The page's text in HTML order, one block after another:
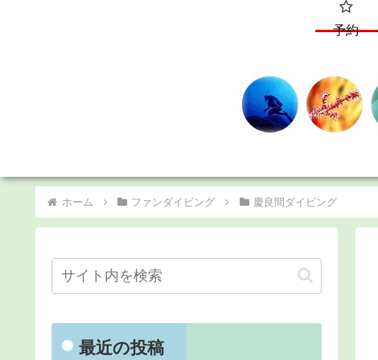
予約
ホーム ファンダイビング 慶良間ダイビング
最近の投稿